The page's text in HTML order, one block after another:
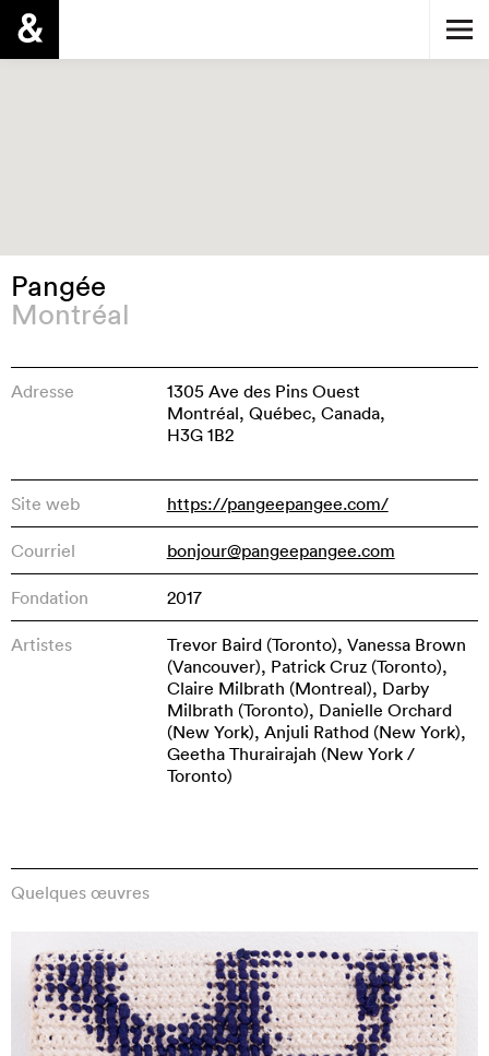
Pangée
Montréal
Adresse
1305 Ave des Pins Ouest
Montréal, Québec, Canada,
H3G 1B2
Site web https://pangeepangee.com/
Courriel bonjour@pangeepangee.com
Fondation 2017
Artistes
Trevor Baird (Toronto), Vanessa Brown
(Vancouver), Patrick Cruz (Toronto),
Claire Milbrath (Montreal), Darby
Milbrath (Toronto), Danielle Orchard
(New York), Anjuli Rathod (New York),
Geetha Thurairajah (New York /
Toronto)
Quelques œuvres